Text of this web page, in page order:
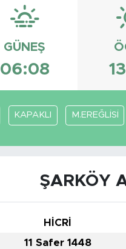
GÜNEŞ
06:08
KAPAKLI M.EREĞLİSİ
ŞARKÖY
HİCRİ
11 Safer 1448